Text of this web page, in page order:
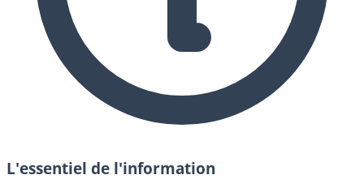
L'essentiel de l'information